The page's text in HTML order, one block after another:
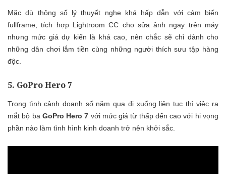
Mặc dù thông số lý thuyết nghe khá hấp dẫn với cảm biến
fullframe, tích hợp Lightroom CC cho sửa ảnh ngay trên máy
nhưng mức giá dự kiến là khá cao, nên chắc sẽ chỉ dành cho
những dân chơi lắm tiền cùng những người thích sưu tập hàng
độc.
5. GoPro Hero 7
Trong tình cảnh doanh số năm qua đi xuống liên tục thì việc ra
mắt bộ ba GoPro Hero 7 với mức giá từ thấp đến cao với hi vọng
phần nào làm tình hình kinh doanh trở nên khởi sắc.